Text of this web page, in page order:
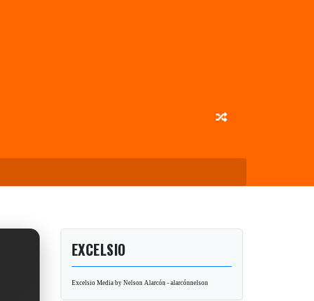
EXCELSIO
Excelsio Media by Nelson Alarcón - alarcónnelson